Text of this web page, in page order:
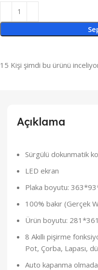
15 Kişi şimdi bu ürünü
Açıklama
Sürgülü dokunmatik
LED ekran
Plaka boyutu:
100% bakır (Gerçek
Ürün boyutu:
8 Akıllı pişirme
Pot, Çorba, Lapası,
Auto kapanma